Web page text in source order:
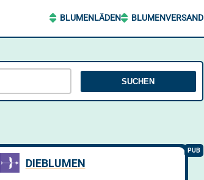
BLUMENLÄDEN BLUMENVERSAND
SUCHEN